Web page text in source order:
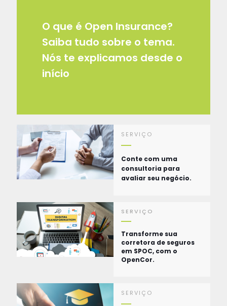
O que é Open Insurance?
Saiba tudo sobre o tema.
Nós te explicamos desde o
início
SERVIÇO
Conte com uma
consultoria para
avaliar seu negócio.
SERVIÇO
Transforme sua
corretora de seguros
em SPOC, com o
OpenCor.
SERVIÇO